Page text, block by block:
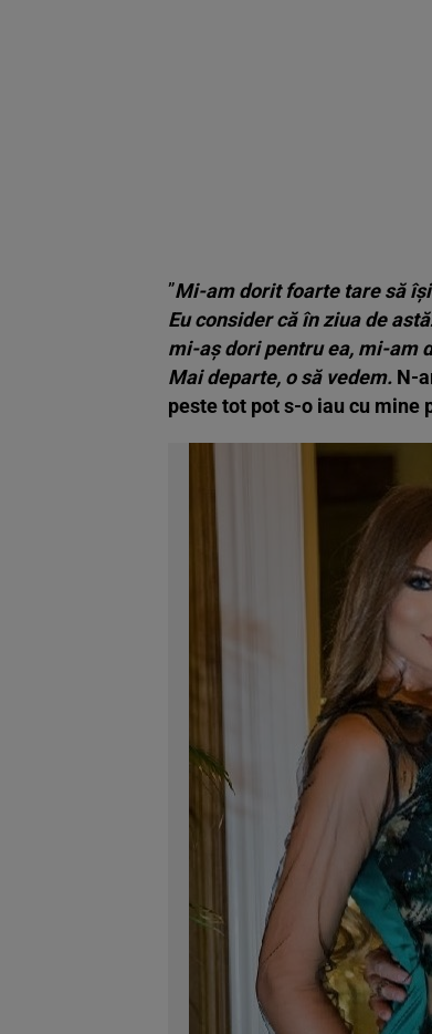
”Mi-am dorit foarte tare să
Eu consider că în ziua de
mi-aș dori pentru ea, mi-am
Mai departe, o să vedem. N-
peste tot pot s-o iau cu mine